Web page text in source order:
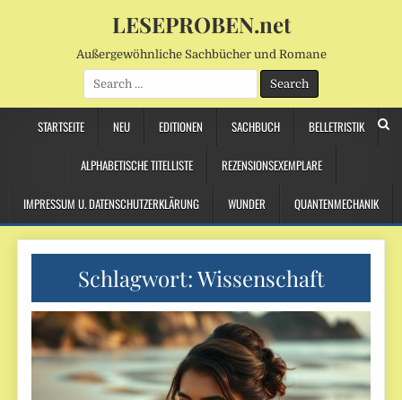
LESEPROBEN.net
Außergewöhnliche Sachbücher und Romane
Search
for:
STARTSEITE NEU EDITIONEN SACHBUCH BELLETRISTIK
ALPHABETISCHE TITELLISTE REZENSIONSEXEMPLARE
IMPRESSUM U. DATENSCHUTZERKLÄRUNG WUNDER QUANTENMECHANIK
Schlagwort:Wissenschaft